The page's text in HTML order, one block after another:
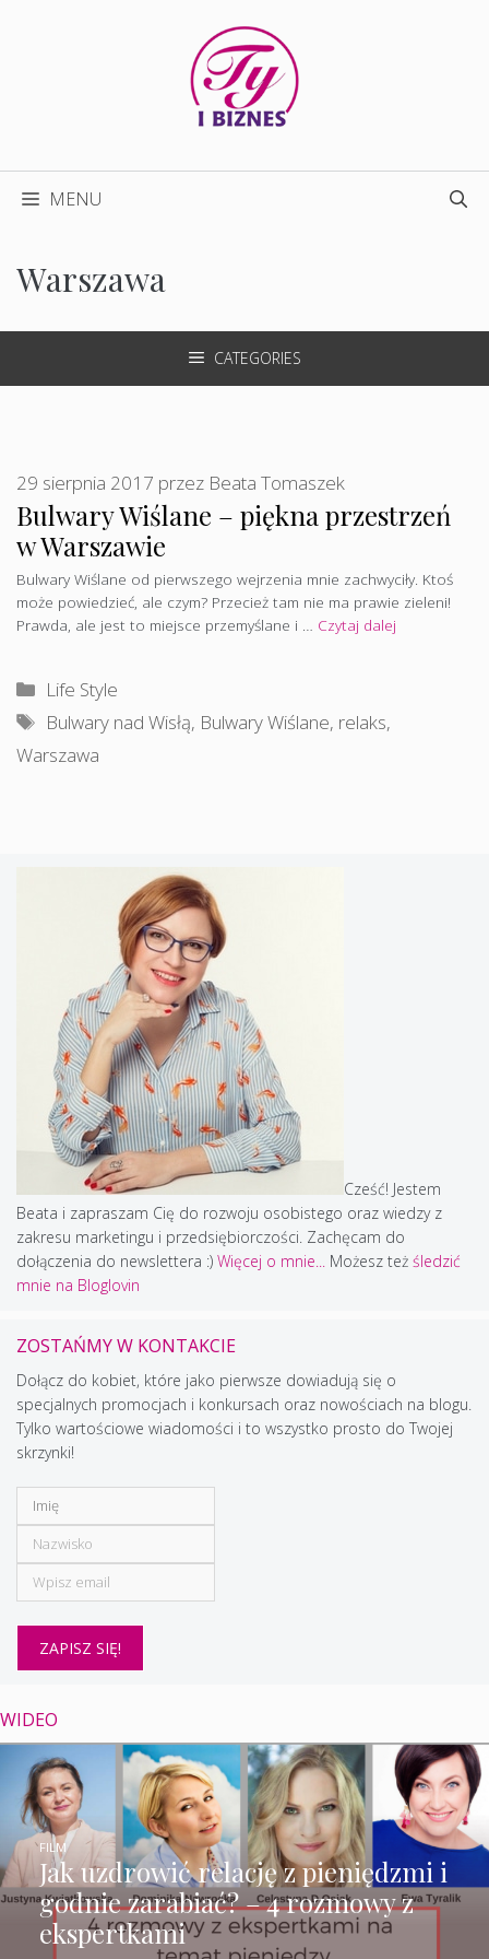
MENU
Warszawa
CATEGORIES
Bulwary Wiślane – piękna przestrzeń
w Warszawie
29 sierpnia 2017 przez Beata Tomaszek
Bulwary Wiślane od pierwszego wejrzenia mnie zachwyciły. Ktoś
może powiedzieć, ale czym? Przecież tam nie ma prawie zieleni!
Prawda, ale jest to miejsce przemyślane i … Czytaj dalej
Kategorie
Life Style
Tagi
Bulwary nad Wisłą, Bulwary Wiślane, relaks,
Warszawa
Cześć! Jestem
Beata i zapraszam Cię do rozwoju osobistego oraz wiedzy z
zakresu marketingu i przedsiębiorczości. Zachęcam do
dołączenia do newslettera :) Więcej o mnie... Możesz też śledzić
mnie na Bloglovin
ZOSTAŃMY W KONTAKCIE
Dołącz do kobiet, które jako pierwsze dowiadują się o
specjalnych promocjach i konkursach oraz nowościach na blogu.
Tylko wartościowe wiadomości i to wszystko prosto do Twojej
skrzynki!
WIDEO
Jak uzdrowić relację z pieniędzmi i
godnie zarabiać? – 4 rozmowy z
ekspertkami
FILM